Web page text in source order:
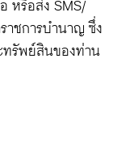
หรือส่ง SMS/
ชการบำนาญ ซึ่ง
ทรัพย์สินของท่าน